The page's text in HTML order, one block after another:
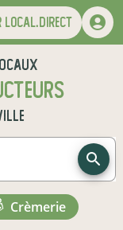
local.direct
crèmerie